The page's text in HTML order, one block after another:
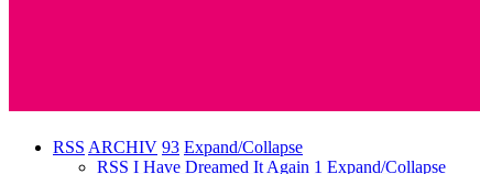
RSS ARCHIV 93 Expand/Collapse
RSS I Have Dreamed It Again 1 Expand/Collapse